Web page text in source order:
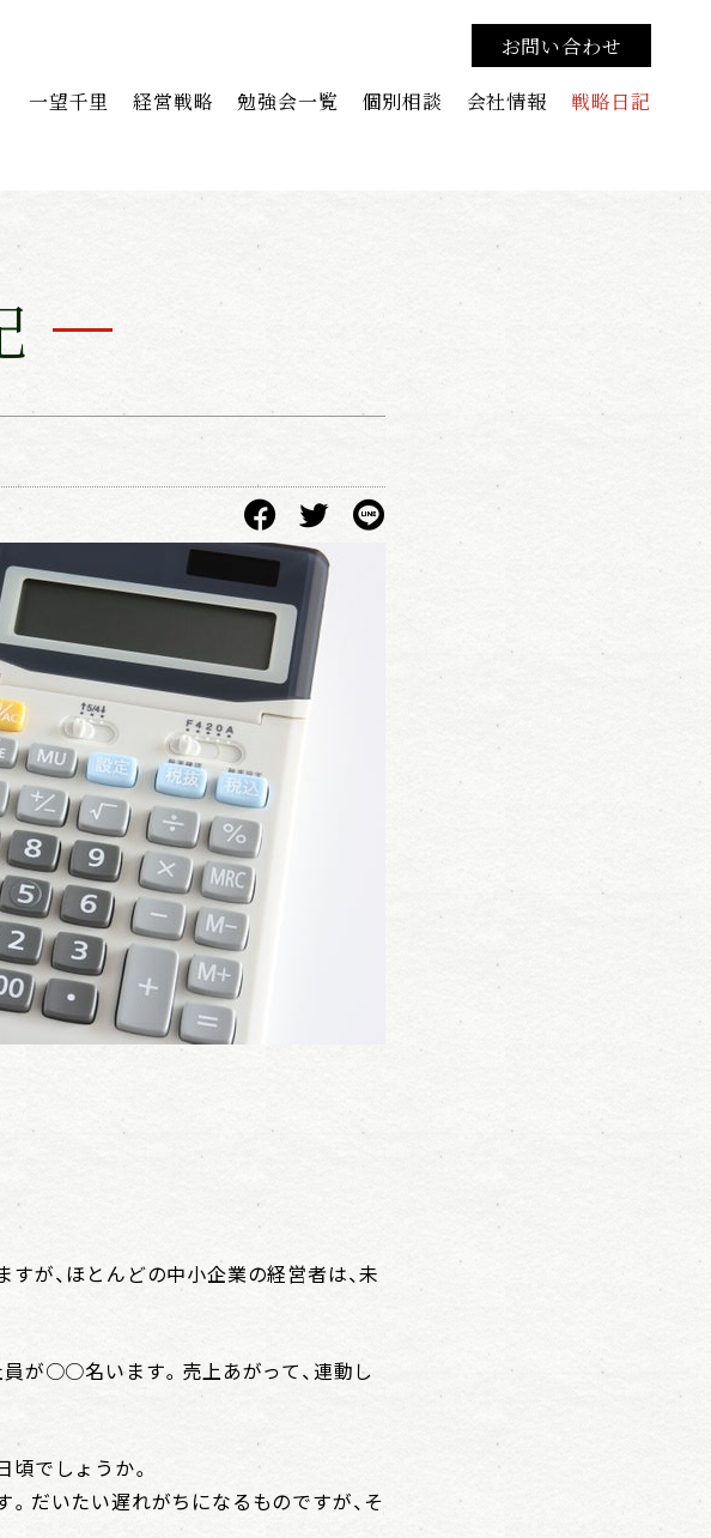
お問い合わせ
一望千里
経営戦略 勉強会一覧 個別相談 会社情報 戦略日記
が、ほとんどの中小企業の経営者は、未
が○○名います。売上あがって、連動し
頃でしょうか。
だいたい遅れがちになるものですが、そ